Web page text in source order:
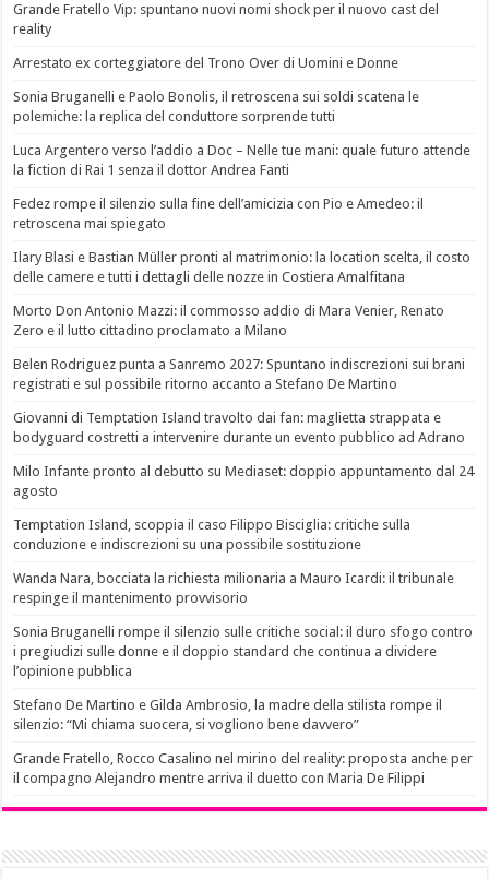
Grande Fratello Vip: spuntano nuovi nomi shock per il nuovo cast del
reality
Arrestato ex corteggiatore del Trono Over di Uomini e Donne
Sonia Bruganelli e Paolo Bonolis, il retroscena sui soldi scatena le
polemiche: la replica del conduttore sorprende tutti
Luca Argentero verso l’addio a Doc – Nelle tue mani: quale futuro attende
la fiction di Rai 1 senza il dottor Andrea Fanti
Fedez rompe il silenzio sulla fine dell’amicizia con Pio e Amedeo: il
retroscena mai spiegato
Ilary Blasi e Bastian Müller pronti al matrimonio: la location scelta, il costo
delle camere e tutti i dettagli delle nozze in Costiera Amalfitana
Morto Don Antonio Mazzi: il commosso addio di Mara Venier, Renato
Zero e il lutto cittadino proclamato a Milano
Belen Rodriguez punta a Sanremo 2027: Spuntano indiscrezioni sui brani
registrati e sul possibile ritorno accanto a Stefano De Martino
Giovanni di Temptation Island travolto dai fan: maglietta strappata e
bodyguard costretti a intervenire durante un evento pubblico ad Adrano
Milo Infante pronto al debutto su Mediaset: doppio appuntamento dal 24
agosto
Temptation Island, scoppia il caso Filippo Bisciglia: critiche sulla
conduzione e indiscrezioni su una possibile sostituzione
Wanda Nara, bocciata la richiesta milionaria a Mauro Icardi: il tribunale
respinge il mantenimento provvisorio
Sonia Bruganelli rompe il silenzio sulle critiche social: il duro sfogo contro
i pregiudizi sulle donne e il doppio standard che continua a dividere
l’opinione pubblica
Stefano De Martino e Gilda Ambrosio, la madre della stilista rompe il
silenzio: “Mi chiama suocera, si vogliono bene davvero”
Grande Fratello, Rocco Casalino nel mirino del reality: proposta anche per
il compagno Alejandro mentre arriva il duetto con Maria De Filippi